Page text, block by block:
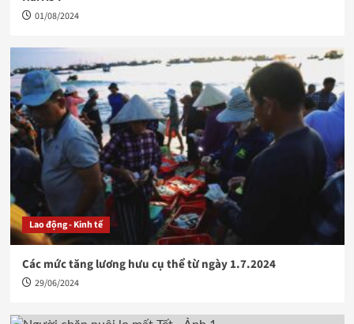
01/08/2024
Lao động - Kinh tế
Các mức tăng lương hưu cụ thể từ ngày 1.7.2024
29/06/2024